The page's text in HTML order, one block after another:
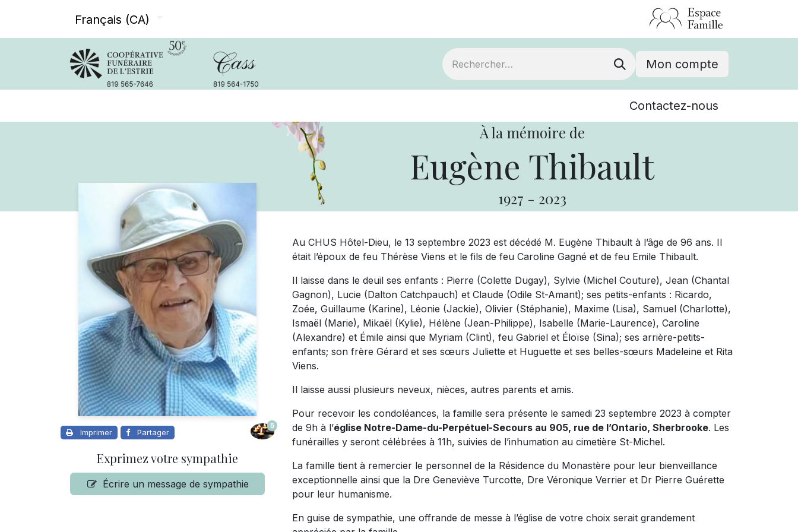
Français (CA)
Mon compte
Événements
Contactez-nous
À la mémoire de
Eugène Thibault
1927 - 2023
Imprimer Partager
5
Exprimez votre sympathie
Écrire un message de sympathie
Au CHUS Hôtel-Dieu, le 13 septembre 2023 est décédé M. Eugène Thibault à l’âge de 96 ans. Il
était l’époux de feu Thérèse Viens et le fils de feu Caroline Gagné et de feu Emile Thibault.
Il laisse dans le deuil ses enfants : Pierre (Colette Dugay), Sylvie (Michel Couture), Jean (Chantal
Gagnon), Lucie (Dalton Catchpauch) et Claude (Odile St-Amant); ses petits-enfants : Ricardo,
Zoée, Guillaume (Karine), Léonie (Jackie), Olivier (Stéphanie), Maxime (Lisa), Samuel (Charlotte),
Ismaël (Marie), Mikaël (Kylie), Hélène (Jean-Philippe), Isabelle (Marie-Laurence), Caroline
(Alexandre) et Émile ainsi que Myriam (Clint), feu Gabriel et Éloïse (Sina); ses arrière-petits-
enfants; son frère Gérard et ses sœurs Juliette et Huguette et ses belles-sœurs Madeleine et Rita
Viens.
Il laisse aussi plusieurs neveux, nièces, autres parents et amis.
Pour recevoir les condoléances, la famille sera présente le samedi 23 septembre 2023 à compter
de 9h à l’église Notre-Dame-du-Perpétuel-Secours au 905, rue de l’Ontario, Sherbrooke. Les
funérailles y seront célébrées à 11h, suivies de l’inhumation au cimetière St-Michel.
La famille tient à remercier le personnel de la Résidence du Monastère pour leur bienveillance
exceptionnelle ainsi que la Dre Geneviève Turcotte, Dre Véronique Verrier et Dr Pierre Guérette
pour leur humanisme.
En guise de sympathie, une offrande de messe à l’église de votre choix serait grandement